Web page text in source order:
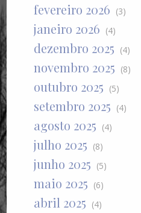
fevereiro 2026 (3)
janeiro 2026 (4)
dezembro 2025 (4)
novembro 2025 (8)
outubro 2025 (5)
setembro 2025 (4)
agosto 2025 (4)
julho 2025 (8)
junho 2025 (5)
maio 2025 (6)
abril 2025 (4)